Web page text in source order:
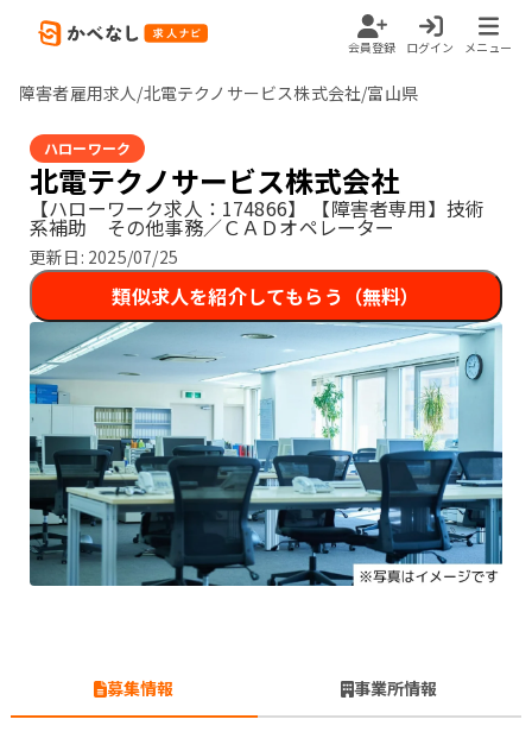
会員登録 ログイン メニュー
障害者雇用求人/北電テクノサービス株式会社/富山県
ハローワーク
北電テクノサービス株式会社
【ハローワーク求人：174866】 【障害者専用】技術
系補助 その他事務／ＣＡＤオペレーター
更新日: 2025/07/25
類似求人を紹介してもらう（無料）
募集情報 事業所情報